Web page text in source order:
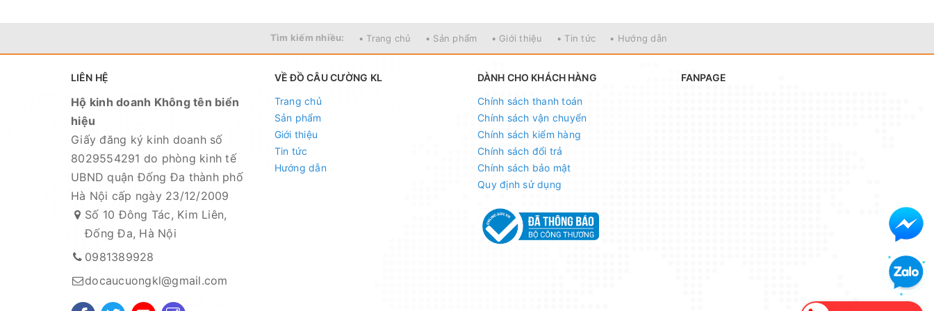
HỆ THỐNG TÀI KHOẢN NGÂN HÀNG
1. Ngân hàng Kỹ thương TECHCOMBANK -CN Hoàng Hoa Thám - Hà Nội
Số tài khoản : 19021180136019
Chủ tài khoản : Nguyễn Thị Tuyết Minh
2. Ngân hàng Ngoại thương VIETCOMBANK -
Số tài khoản : 0021001015829
Chủ tài khoản : Nguyễn Thị Tuyết Minh
3. Ngân hàng Nông nghiệp và Phát triển nông thôn AGRIBANK -
Số tài khoản :1303206119886
Tìm kiếm nhiều: • Trang chủ • Sản phẩm • Giới thiệu • Tin tức • Hướng dẫn
LIÊN HỆ
Hộ kinh doanh Không tên biển
hiệu
Giấy đăng ký kinh doanh số
8029554291 do phòng kinh tế
UBND quận Đống Đa thành phố
Hà Nội cấp ngày 23/12/2009
Số 10 Đông Tác, Kim Liên,
Đống Đa, Hà Nội
0981389928
docaucuongkl@gmail.com
VỀ ĐỒ CÂU CƯỜNG KL
Trang chủ
Sản phẩm
Giới thiệu
Tin tức
Hướng dẫn
DÀNH CHO KHÁCH HÀNG
Chính sách thanh toán
Chính sách vận chuyển
Chính sách kiểm hàng
Chính sách đổi trả
Chính sách bảo mật
Quy định sử dụng
FANPAGE